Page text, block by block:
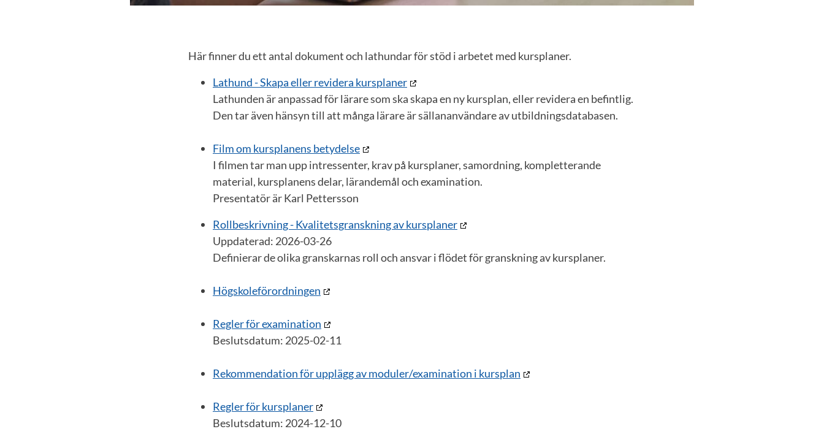
Här finner du ett antal dokument och lathundar för stöd i arbetet med kursplaner.
Lathund - Skapa eller revidera kursplaner
Lathunden är anpassad för lärare som ska skapa en ny kursplan, eller revidera en befintlig.
Den tar även hänsyn till att många lärare är sällananvändare av utbildningsdatabasen.
Film om kursplanens betydelse
I filmen tar man upp intressenter, krav på kursplaner, samordning, kompletterande
material, kursplanens delar, lärandemål och examination.
Presentatör är Karl Pettersson
Rollbeskrivning - Kvalitetsgranskning av kursplaner
Uppdaterad: 2026-03-26
Definierar de olika granskarnas roll och ansvar i flödet för granskning av kursplaner.
Högskoleförordningen
Regler för examination
Beslutsdatum: 2025-02-11
Rekommendation för upplägg av moduler/examination i kursplan
Regler för kursplaner
Beslutsdatum: 2024-12-10